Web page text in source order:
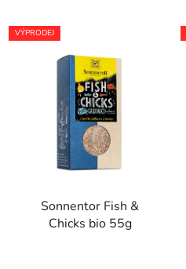
VÝPRODEJ
Sonnentor Fish &
Chicks bio 55g